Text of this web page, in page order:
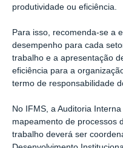
produtividade ou eficiência.
Para isso, recomenda-se a
desempenho para cada
trabalho e a apresentação
eficiência para a
termo de responsabilidade
No IFMS, a Auditoria
mapeamento de processos
trabalho deverá ser